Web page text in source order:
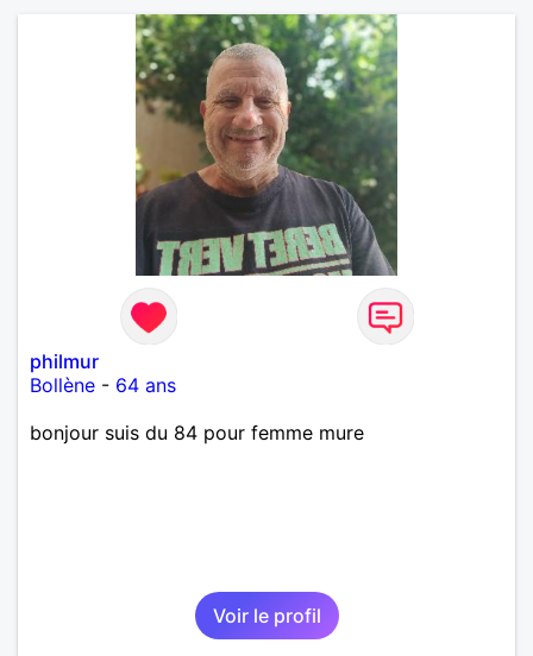
philmur
Bollène - 64 ans
bonjour suis du 84 pour femme mure
Voir le profil